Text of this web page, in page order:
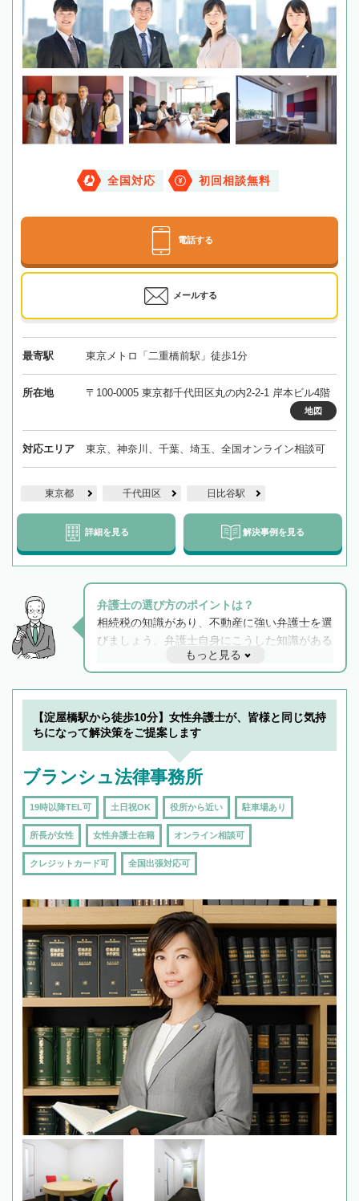
全国対応 初回相談無料
電話する
メールする
最寄駅 東京メトロ「二重橋前駅」徒歩1分
所在地 〒100-0005 東京都千代田区丸の内2-2-1 岸本ビル4階
地図
対応エリア 東京、神奈川、千葉、埼玉、全国オンライン相談可
東京都 千代田区 日比谷駅
詳細を見る 解決事例を見る
弁護士の選び方のポイントは？
相続税の知識があり、不動産に強い弁護士を選
びましょう。弁護士自身にこうした知識がある
と他士業との連携もスムーズに進み、トラブル
解決のみならず相続をトータルで任せることが
できます。また、相続は感情がからむ分野なの
でフィーリングも重要です。実際に電話や面談
で複数の弁護士と会話をしてウマが合う方に依
もっと見る
【淀屋橋駅から徒歩10分】女性弁護士が、皆様と同じ気持
ちになって解決策をご提案します
ブランシュ法律事務所
19時以降TEL可 土日祝OK 役所から近い 駐車場あり
所長が女性 女性弁護士在籍 オンライン相談可
クレジットカード可 全国出張対応可